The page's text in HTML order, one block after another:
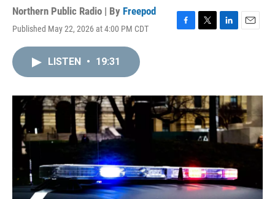
Northern Public Radio | By Freepod
Published May 22, 2026 at 4:00 PM CDT
F
o
k
T
r
L
I
n
E
LISTEN • 19:31